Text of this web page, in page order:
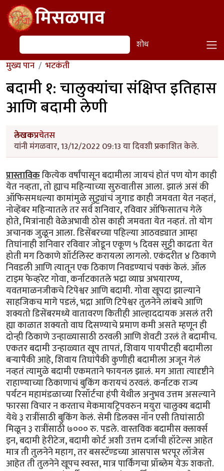
Skip to main contentमिसळपाव
शोध शोध
मुख्य पान भटकंती
बदामी १: चालुक्यांचा संक्षिप्त इतिहास
आणि बदामी लेणी
लेखकप्रचेतस
यांनी मंगळवार, 13/12/2022 09:13 या दिवशी प्रकाशित केले.
प्रास्ताविककित्येक वर्षांपासून बदामीला जायचं होतं पण योग काही
येत नव्हता, तो ह्याच महिन्याच्या सुरुवातीस आला. झालं असं की
ऑफिसमधल्या कामांमुळे सुट्ट्यांचं जुगाड काही जमवता येत नव्हतं,
नोव्हेंबर महिन्यातले तर सर्व शनिवार, रविवार ऑफिसातच गेले
होते, मित्रांनाही वेळेअभावी ठोस काही जमवता येत नव्हतं. तो योग
अचानक जुळून आला. डिसेंबरच्या पहिल्या आठवड्यात आम्हा
तिघांनाही शनिवार रविवार जोडून एकूण ५ दिवस सुट्टी काढता येत
होती मग ठिकाणे शॉर्टलिस्ट करायला लागलो. एकंदरीत ४ ठिकाणे
निवडली आणि त्यातून एक ठिकाण निवडण्याचं पक्कं केलं. ऑल
टाइम फेव्हरेट गोवा, कर्नाटकातले भद्रा व्याघ्र अभयारण्य,
यवतमाळनजीकचे टिपेश्वर आणि बदामी. गोवा खूपदा झाल्याने
साहजिकच मागे पडलं, भद्रा आणि टिपेश्वर तुलनेने लांबचे आणि
शक्यतो डिसेंबरमध्ये वातावरण कितीही आल्हाददायक असलं तरी
ह्या काळात शक्यतो वाघ दिसण्याचे प्रमाण कमी असते म्हणून ही
दोन्ही ठिकाणे उन्हाळ्यासाठी ठरवली आणि शेवटी उरलं ते बदामीच.
एकतर बदामी उन्हाळ्यात खूप तापतं, शिवाय पायपीटही बदामीला
बर्‍यापैकी आहे, शिवाय तिघांपैकी कुणीही बदामीला अजून गेलं
नव्हतं त्यामुळे बदामी एकमताने फायनल झालं. मग आता त्यादृष्टीने
राहाण्याच्या ठिकाणाचं बुकिंग करायचं ठरवलं. कर्नाटक राज्य
पर्यटन महामंडळाच्या रिसॉर्टचा हंपी येथील अनुभव उत्तम असल्याने
फारसा विचार न करताच मेकमायट्रिपवरुन मयुरा चालुक्य बदामी
येथे ३ रात्रींसाठी बुकिंग केलं. सेमी डिलक्स नॉन एसी तिघांसाठी
मिळून ३ रात्रींसाठी ७००० रु. पडले. वास्तविक बदामीस क्लार्क्स
इन, बदामी हेरीटेज, बदामी कोर्ट अशी उत्तम दर्जाची हॉटेल्स आहेत
मात्र ती तुलनेने महाग, तर बसस्टॅण्डच्या आसपास भरपूर लॉजेस
आहेत ती तुलनेने खूपच स्वस्त, मात्र पार्किंगचा प्रॉब्लेम येऊ शकतो.